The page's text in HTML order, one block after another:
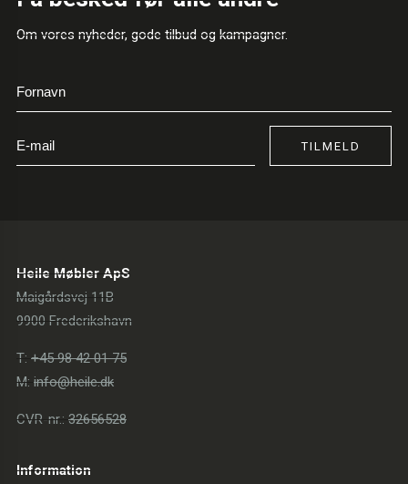
Om vores nyheder, gode tilbud og kampagner.
TILMELD
Heile Møbler ApS
Maigårdsvej 11B
9900 Frederikshavn
T: +45 98 42 01 75
M: info@heile.dk
CVR-nr.: 32656528
Information